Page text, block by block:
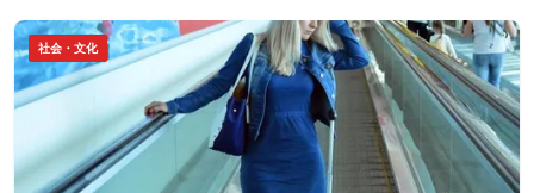
社会・文化